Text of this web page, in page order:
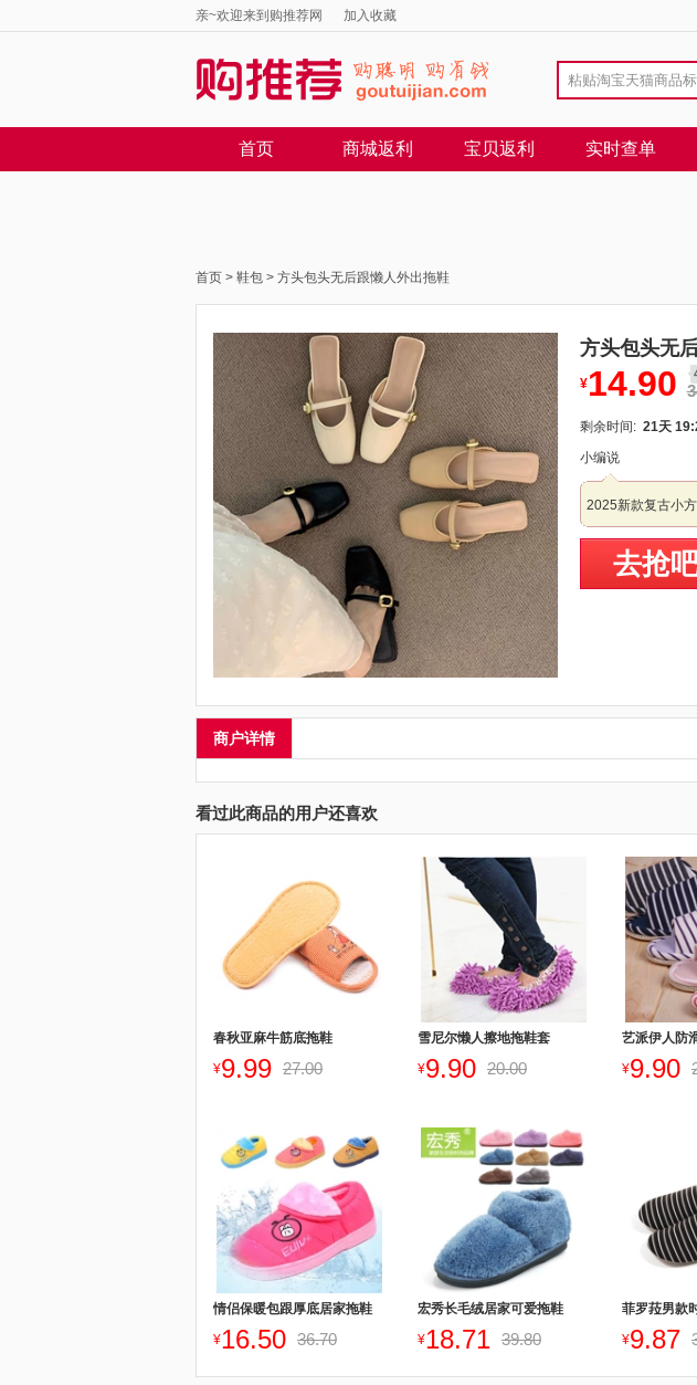
亲~欢迎来到购推荐网 加入收藏
首页 商城返利 宝贝返利 实时查单
首页 > 鞋包 > 方头包头无后跟懒人外出拖鞋
方头包头无
¥14.90
剩余时间: 21天
小编说
2025新款复古小
去抢
商户详情
看过此商品的用户还喜欢
春秋亚麻牛筋底拖鞋
¥9.99 27.00
雪尼尔懒人擦地拖鞋套
¥9.90 20.00
艺派伊人防
¥9.90
情侣保暖包跟厚底居家拖鞋
¥16.50 36.70
宏秀长毛绒居家可爱拖鞋
¥18.71 39.80
¥9.87